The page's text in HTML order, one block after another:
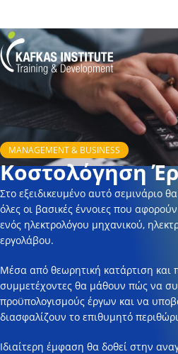
Kafkas Insitute Logo
MANAGEMENT & BUSINESS
Κοστολόγηση
Στο εξειδικευμένο αυτό σεμινάριο
όλες οι βασικές έννοιες που
ενός ηλεκτρολόγου μηχανικού,
εργολάβου.
Μέσα από θεωρητική κατάρτιση και
συμμετέχοντες θα μάθουν πώς να
προϋπολογισμούς έργων και να
διασφαλίζουν το επιθυμητό
Ιδιαίτερη έμφαση θα δοθεί στην